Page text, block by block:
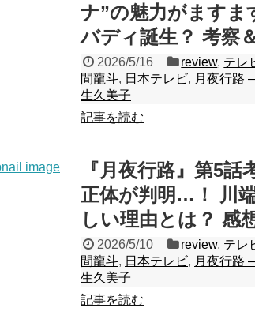
ナ”の魅力がますま
バディ誕生？ 考察
2026/5/16 review, テレ
間龍斗, 日本テレビ, 月夜行路
生久美子
記事を読む
『月夜行路』第5
正体が判明…！ 川
しい理由とは？ 感
2026/5/10 review, テレ
間龍斗, 日本テレビ, 月夜行路
生久美子
記事を読む